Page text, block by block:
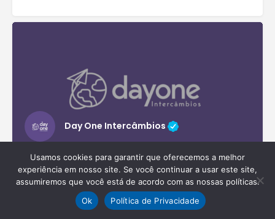
Day One Intercâmbios
https://www.dayoneintercambios.com.br/
Usamos cookies para garantir que oferecemos a melhor
experiência em nosso site. Se você continuar a usar este site,
assumiremos que você está de acordo com as nossas políticas.
Ok
Política de Privacidade